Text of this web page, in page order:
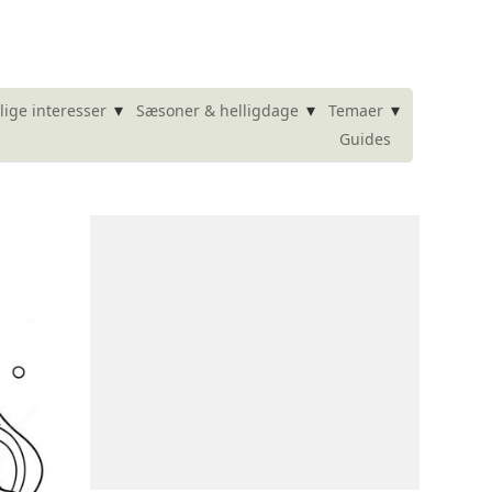
interesser ▾ Sæsoner & helligdage ▾ Temaer ▾
Guides